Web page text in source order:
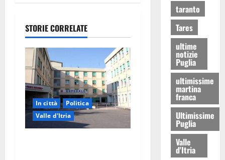
STORIE CORRELATE
In città
Politica
Valle d'Itria
taranto
Tares
ultime
notizie
Puglia
ultimissime
martina
franca
Ultimissime
Puglia
Valle
d'Itria